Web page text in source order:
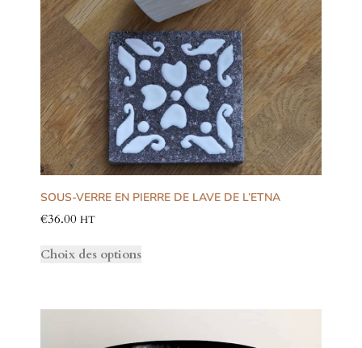
SOUS-VERRE EN PIERRE DE LAVE DE L’ETNA
€36.00 HT
Choix des options